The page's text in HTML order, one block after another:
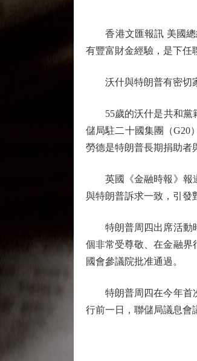
香港文匯報訊 美國總統
有豐富財金經驗，是下任
沃什與特朗普有密切
55歲的沃什是共和黨籍
儲局駐二十國集團（G20
勞德是特朗普長期捐助者
英國《金融時報》報道
與特朗普訴求一致，引發
特朗普周四出席活動時
個非常受尊敬、在金融界
國會參議院批准通過。
特朗普周四在今年首次
行前一日，聯儲局議息會